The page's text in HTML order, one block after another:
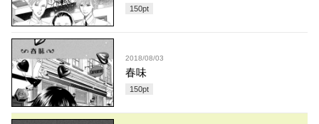
150pt
2018/08/03
春味
150pt